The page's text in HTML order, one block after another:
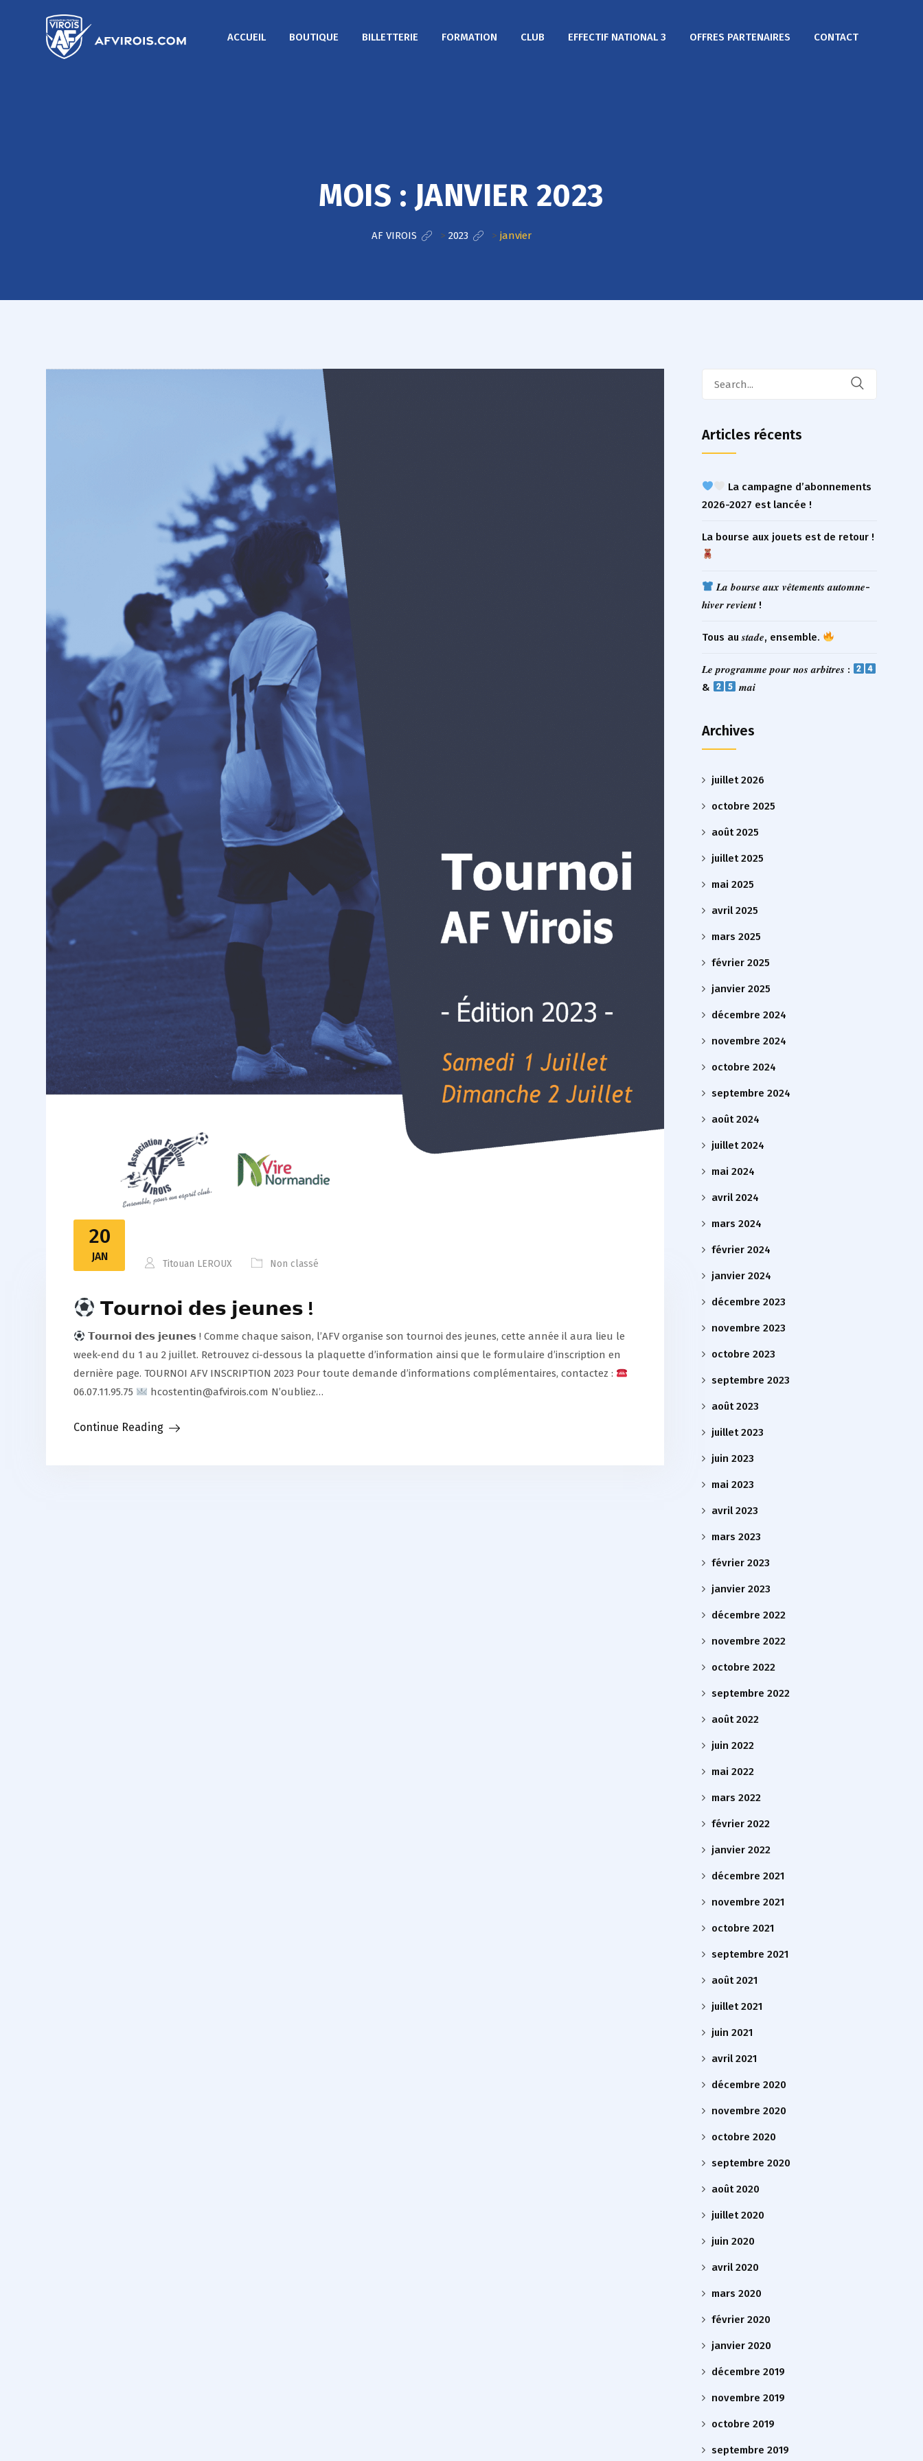
ACCUEIL BOUTIQUE BILLETTERIE FORMATION CLUB EFFECTIF NATIONAL 3 OFFRES PARTENAIRES CONTACT
MOIS : JANVIER 2023
AF VIROIS > 2023 > janvier
20
JAN
Titouan LEROUX Non classé
𝗧𝗼𝘂𝗿𝗻𝗼𝗶 𝗱𝗲𝘀 𝗷𝗲𝘂𝗻𝗲𝘀 !
𝗧𝗼𝘂𝗿𝗻𝗼𝗶 𝗱𝗲𝘀 𝗷𝗲𝘂𝗻𝗲𝘀 ! Comme chaque saison, l’AFV organise son tournoi des jeunes, cette année il aura lieu le
week-end du 1 au 2 juillet. Retrouvez ci-dessous la plaquette d’information ainsi que le formulaire d’inscription en
dernière page. TOURNOI AFV INSCRIPTION 2023 Pour toute demande d’informations complémentaires, contactez :
06.07.11.95.75
hcostentin@afvirois.com N’oubliez…
Continue Reading
Articles récents
La campagne d’abonnements
2026-2027 est lancée !
La bourse aux jouets est de retour !
𝑳𝒂 𝒃𝒐𝒖𝒓𝒔𝒆 𝒂𝒖𝒙 𝒗𝒆̂𝒕𝒆𝒎𝒆𝒏𝒕𝒔 𝒂𝒖𝒕𝒐𝒎𝒏𝒆-
𝒉𝒊𝒗𝒆𝒓 𝒓𝒆𝒗𝒊𝒆𝒏𝒕 !
Tous au 𝒔𝒕𝒂𝒅𝒆, ensemble.
𝑳𝒆 𝒑𝒓𝒐𝒈𝒓𝒂𝒎𝒎𝒆 𝒑𝒐𝒖𝒓 𝒏𝒐𝒔 𝒂𝒓𝒃𝒊𝒕𝒓𝒆𝒔 :
&
𝒎𝒂𝒊
Archives
juillet 2026
octobre 2025
août 2025
juillet 2025
mai 2025
avril 2025
mars 2025
février 2025
janvier 2025
décembre 2024
novembre 2024
octobre 2024
septembre 2024
août 2024
juillet 2024
mai 2024
avril 2024
mars 2024
février 2024
janvier 2024
décembre 2023
novembre 2023
octobre 2023
septembre 2023
août 2023
juillet 2023
juin 2023
mai 2023
avril 2023
mars 2023
février 2023
janvier 2023
décembre 2022
novembre 2022
octobre 2022
septembre 2022
août 2022
juin 2022
mai 2022
mars 2022
février 2022
janvier 2022
décembre 2021
novembre 2021
octobre 2021
septembre 2021
août 2021
juillet 2021
juin 2021
avril 2021
décembre 2020
novembre 2020
octobre 2020
septembre 2020
août 2020
juillet 2020
juin 2020
avril 2020
mars 2020
février 2020
janvier 2020
décembre 2019
novembre 2019
octobre 2019
septembre 2019